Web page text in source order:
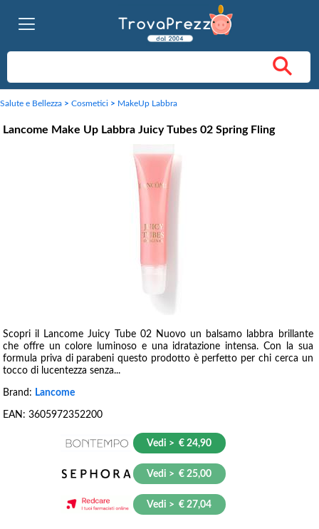
Salute e Bellezza > Cosmetici > MakeUp Labbra
Lancome Make Up Labbra Juicy Tubes 02 Spring Fling
Scopri il Lancome Juicy Tube 02 Nuovo un balsamo labbra brillante
che offre un colore luminoso e una idratazione intensa. Con la sua
formula priva di parabeni questo prodotto è perfetto per chi cerca un
tocco di lucentezza senza...
Brand: Lancome
EAN: 3605972352200
Vedi > € 24,90
Vedi > € 25,00
Vedi > € 27,04